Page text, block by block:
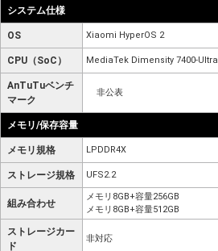
システム仕様
OS Xiaomi HyperOS 2
CPU（SoC） MediaTek Dimensity 7400-Ultra
AnTuTuベンチ
マーク
非公表
メモリ/保存容量
メモリ規格 LPDDR4X
ストレージ規格 UFS2.2
組み合わせ
メモリ8GB+容量256GB
メモリ8GB+容量512GB
ストレージカー
ド
非対応